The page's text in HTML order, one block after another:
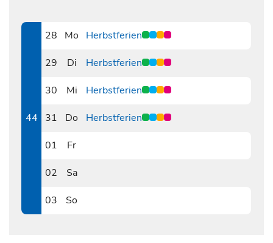
44
28
Mo Herbstferien
29
Di Herbstferien
30
Mi Herbstferien
31
Do Herbstferien
01
Fr
02
Sa
03
So